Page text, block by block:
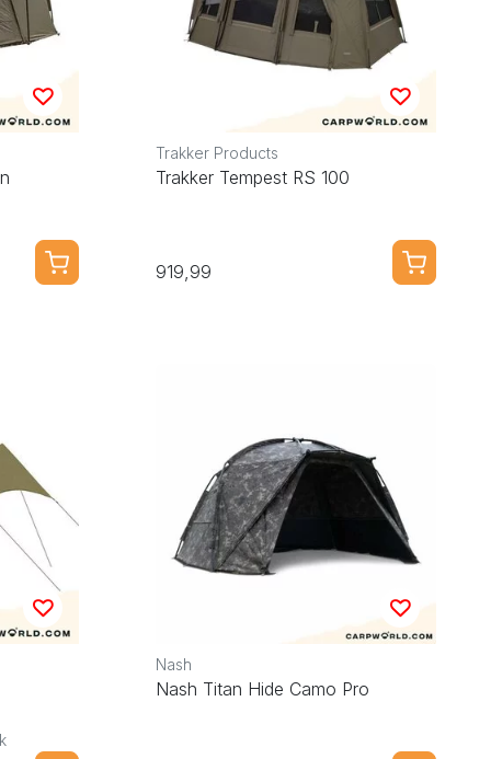
Trakker Products
Trakker Tempest RS 100
919,99
Nash
Nash Titan Hide Camo Pro